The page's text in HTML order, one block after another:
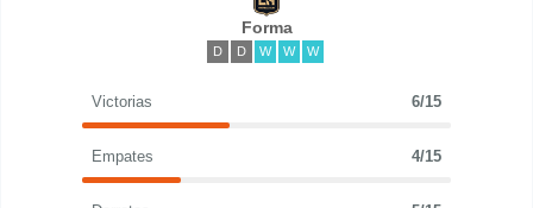
Forma
D D W W W
Victorias 6/15
Empates 4/15